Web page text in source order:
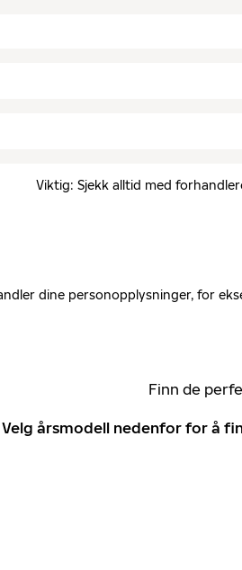
Viktig: Sjekk alltid med
dine personopplysninger, for
Finn de
Velg årsmodell nedenfor for å